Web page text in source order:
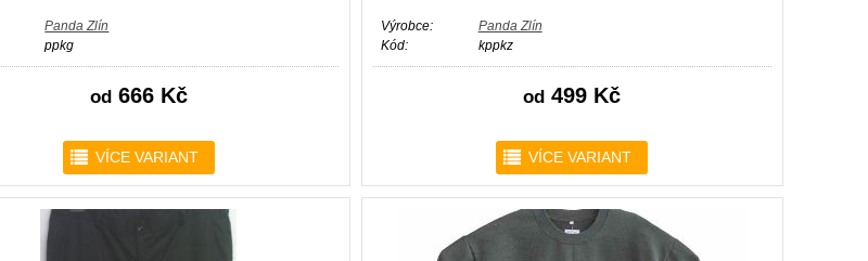
Panda Zlín
ppkg
od666 Kč
r VÍCE VARIANT
Výrobce:
Panda Zlín
Kód:
kppkz
od 499 Kč
r VÍCE VARIANT